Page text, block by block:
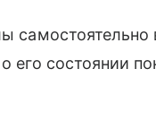
его состоянии